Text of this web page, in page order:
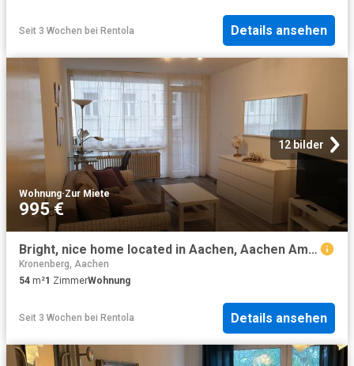
Seit 3 Wochen bei Rentola Details ansehen
12 bilder
Wohnung·Zur Miete
995 €
Bright, nice home located in Aachen, Aachen Amsterdam Apartments for Rent
Kronenberg, Aachen
54 m²1 ZimmerWohnung
Seit 3 Wochen bei Rentola Details ansehen